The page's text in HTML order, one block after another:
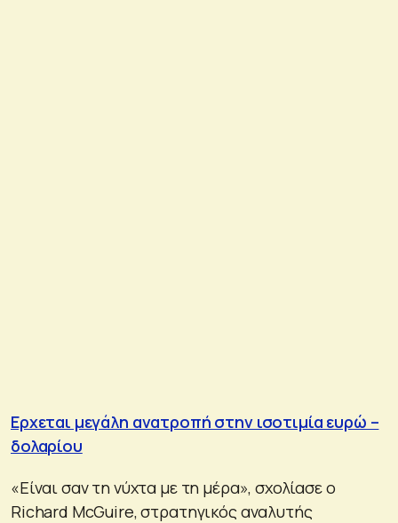
Ερχεται μεγάλη ανατροπή στην ισοτιμία ευρώ –
δολαρίου
«Είναι σαν τη νύχτα με τη μέρα», σχολίασε ο
Richard McGuire, στρατηγικός αναλυτής